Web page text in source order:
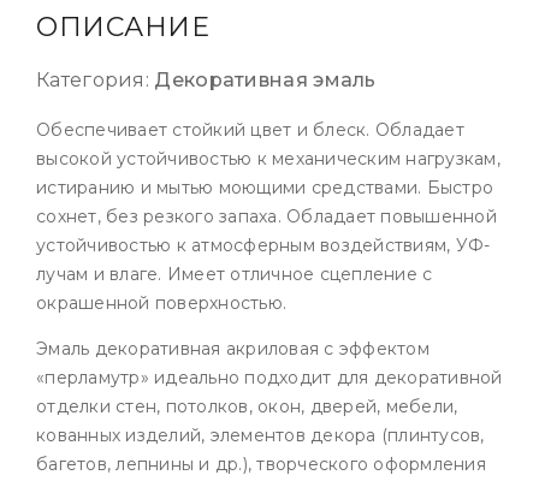
ОПИСАНИЕ
Категория: Декоративная эмаль
Обеспечивает стойкий цвет и блеск. Обладает
высокой устойчивостью к механическим нагрузкам,
истиранию и мытью моющими средствами. Быстро
сохнет, без резкого запаха. Обладает повышенной
устойчивостью к атмосферным воздействиям, УФ-
лучам и влаге. Имеет отличное сцепление с
окрашенной поверхностью.
Эмаль декоративная акриловая с эффектом
«перламутр» идеально подходит для декоративной
отделки стен, потолков, окон, дверей, мебели,
кованных изделий, элементов декора (плинтусов,
багетов, лепнины и др.), творческого оформления